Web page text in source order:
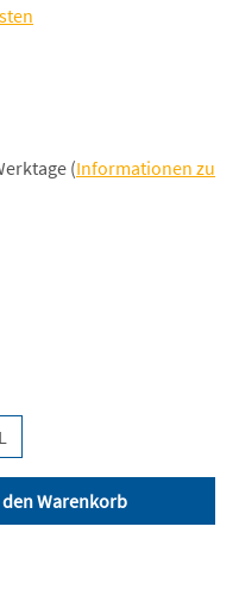
(Informationen zu
verfügbar.)
Wert
den Warenkorb